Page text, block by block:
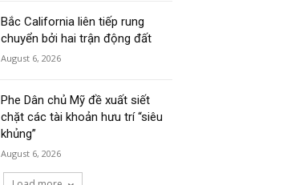
Bắc California liên tiếp rung
chuyển bởi hai trận động đất
August 6, 2026
Phe Dân chủ Mỹ đề xuất siết
chặt các tài khoản hưu trí “siêu
khủng”
August 6, 2026